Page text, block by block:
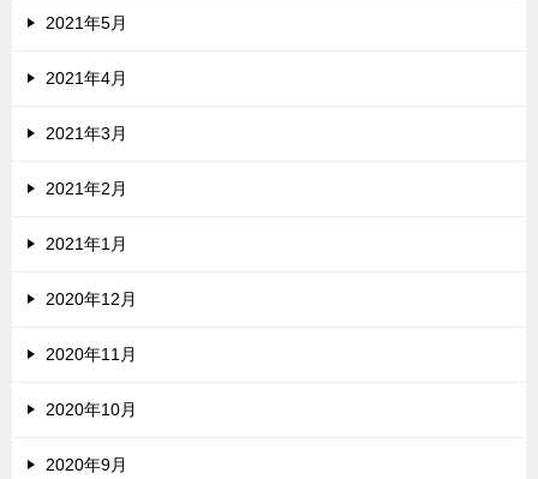
2021年5月
2021年4月
2021年3月
2021年2月
2021年1月
2020年12月
2020年11月
2020年10月
2020年9月